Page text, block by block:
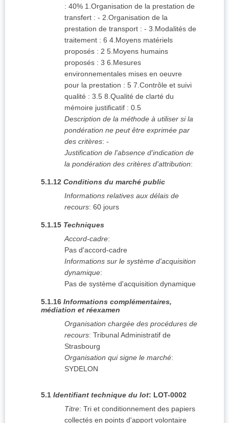
: 40% 1.Organisation de la prestation de
transfert : - 2.Organisation de la
prestation de transport : - 3.Modalités de
traitement : 6 4.Moyens matériels
proposés : 2 5.Moyens humains
proposés : 3 6.Mesures
environnementales mises en oeuvre
pour la prestation : 5 7.Contrôle et suivi
qualité : 3.5 8.Qualité de clarté du
mémoire justificatif : 0.5
Description de la méthode à utiliser si la
pondération ne peut être exprimée par
des critères: -
Justification de l'absence d'indication de
la pondération des critères d'attribution:
5.1.12 Conditions du marché public
Informations relatives aux délais de
recours: 60 jours
5.1.15 Techniques
Accord-cadre:
Pas d'accord-cadre
Informations sur le système d'acquisition
dynamique:
Pas de système d'acquisition dynamique
5.1.16 Informations complémentaires,
médiation et réexamen
Organisation chargée des procédures de
recours: Tribunal Administratif de
Strasbourg
Organisation qui signe le marché:
SYDELON
5.1 Identifiant technique du lot: LOT-0002
Titre: Tri et conditionnement des papiers
collectés en points d'apport volontaire